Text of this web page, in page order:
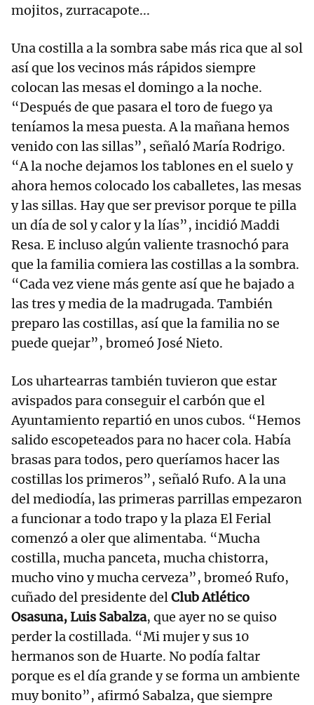
mojitos, zurracapote...
Una costilla a la sombra sabe más rica que al sol
así que los vecinos más rápidos siempre
colocan las mesas el domingo a la noche.
“Después de que pasara el toro de fuego ya
teníamos la mesa puesta. A la mañana hemos
venido con las sillas”, señaló María Rodrigo.
“A la noche dejamos los tablones en el suelo y
ahora hemos colocado los caballetes, las mesas
y las sillas. Hay que ser previsor porque te pilla
un día de sol y calor y la lías”, incidió Maddi
Resa. E incluso algún valiente trasnochó para
que la familia comiera las costillas a la sombra.
“Cada vez viene más gente así que he bajado a
las tres y media de la madrugada. También
preparo las costillas, así que la familia no se
puede quejar”, bromeó José Nieto.
Los uhartearras también tuvieron que estar
avispados para conseguir el carbón que el
Ayuntamiento repartió en unos cubos. “Hemos
salido escopeteados para no hacer cola. Había
brasas para todos, pero queríamos hacer las
costillas los primeros”, señaló Rufo. A la una
del mediodía, las primeras parrillas empezaron
a funcionar a todo trapo y la plaza El Ferial
comenzó a oler que alimentaba. “Mucha
costilla, mucha panceta, mucha chistorra,
mucho vino y mucha cerveza”, bromeó Rufo,
cuñado del presidente delClub Atlético
Osasuna, Luis Sabalza, que ayer no se quiso
perder la costillada. “Mi mujer y sus 10
hermanos son de Huarte. No podía faltar
porque es el día grande y se forma un ambiente
muy bonito”, afirmó Sabalza, que siempre